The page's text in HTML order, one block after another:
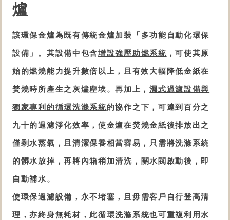
爐
該環保金爐為既有傳統金爐加裝「 多功能自動化環保
設備 」。 其設備中包含增設強壓助燃系統 ，可使其原
始的燃燒能力提升數倍以上，且有效大幅降低金紙在
焚燒時所產生之灰燼塵埃。再加上，濕式過濾設備與
獨家專利的循環洗滌系統的協作之下， 可達到百分之
九十的過濾淨化效率，使金爐在焚燒金紙後排放出之
僅剩水蒸氣，且清潔保養相當容易，只需將洗滌系統
的髒水放掉，再將內箱稍加清洗，關水閥啟動後，即
自動補水。
使環保過濾設備 ， 永不堵塞，且毋需客戶自行登高清
理，亦終身無耗材，此循環洗滌系統也可重複利用水